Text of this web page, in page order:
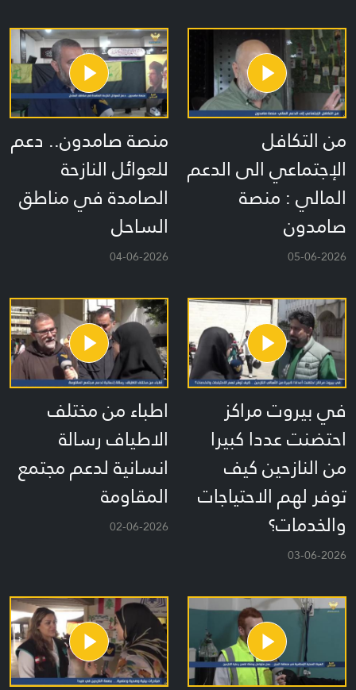
من التكافل
الإجتماعي الى الدعم
المالي : منصة
صامدون
05-06-2026
منصة صامدون.. دعم
للعوائل النازحة
الصامدة في مناطق
الساحل
04-06-2026
في بيروت مراكز
احتضنت عددا كبيرا
من النازحين كيف
توفر لهم الاحتياجات
والخدمات؟
03-06-2026
اطباء من مختلف
الاطياف رسالة
انسانية لدعم مجتمع
المقاومة
02-06-2026